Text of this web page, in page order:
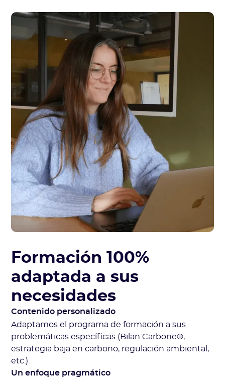
Formación 100%
adaptada a sus
necesidades
Contenido personalizado
Adaptamos el programa de formación a sus
problemáticas específicas (Bilan Carbone®,
estrategia baja en carbono, regulación ambiental,
etc.).
Un enfoque pragmático